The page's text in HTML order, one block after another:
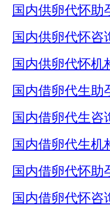
国内供卵代怀助
国内供卵代怀咨
国内供卵代怀机
国内借卵代生助
国内借卵代生咨
国内借卵代生机
国内借卵代怀助
国内借卵代怀咨